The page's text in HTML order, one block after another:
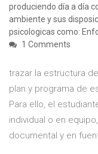
produciendo día a día
ambiente y sus
psicologicas como:
1 Comments
trazar la estructura
plan y programa de
Para ello, el
individual o en
documental y en